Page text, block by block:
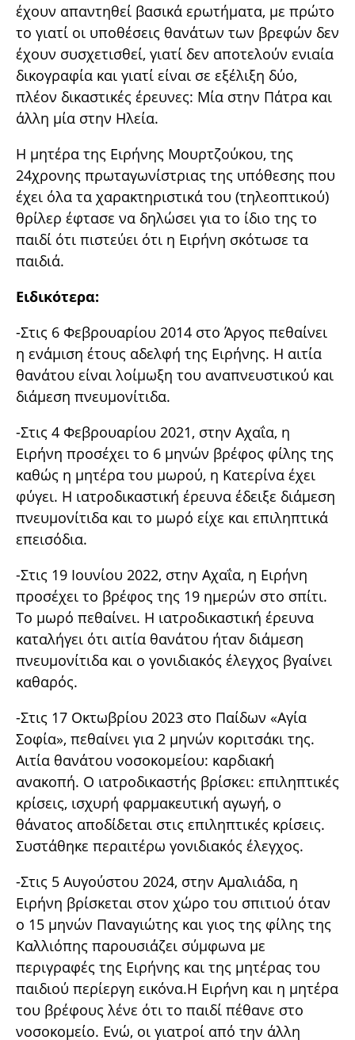
έχουν απαντηθεί βασικά ερωτήματα, με πρώτο
το γιατί οι υποθέσεις θανάτων των βρεφών δεν
έχουν συσχετισθεί, γιατί δεν αποτελούν ενιαία
δικογραφία και γιατί είναι σε εξέλιξη δύο,
πλέον δικαστικές έρευνες: Μία στην Πάτρα και
άλλη μία στην Ηλεία.
Η μητέρα της Ειρήνης Μουρτζούκου, της
24χρονης πρωταγωνίστριας της υπόθεσης που
έχει όλα τα χαρακτηριστικά του (τηλεοπτικού)
θρίλερ έφτασε να δηλώσει για το ίδιο της το
παιδί ότι πιστεύει ότι η Ειρήνη σκότωσε τα
παιδιά.
Ειδικότερα:
-Στις 6 Φεβρουαρίου 2014 στο Άργος πεθαίνει
η ενάμιση έτους αδελφή της Ειρήνης. Η αιτία
θανάτου είναι λοίμωξη του αναπνευστικού και
διάμεση πνευμονίτιδα.
-Στις 4 Φεβρουαρίου 2021, στην Αχαΐα, η
Ειρήνη προσέχει το 6 μηνών βρέφος φίλης της
καθώς η μητέρα του μωρού, η Κατερίνα έχει
φύγει. Η ιατροδικαστική έρευνα έδειξε διάμεση
πνευμονίτιδα και το μωρό είχε και επιληπτικά
επεισόδια.
-Στις 19 Ιουνίου 2022, στην Αχαΐα, η Ειρήνη
προσέχει το βρέφος της 19 ημερών στο σπίτι.
Το μωρό πεθαίνει. Η ιατροδικαστική έρευνα
καταλήγει ότι αιτία θανάτου ήταν διάμεση
πνευμονίτιδα και ο γονιδιακός έλεγχος βγαίνει
καθαρός.
-Στις 17 Οκτωβρίου 2023 στο Παίδων «Αγία
Σοφία», πεθαίνει για 2 μηνών κοριτσάκι της.
Αιτία θανάτου νοσοκομείου: καρδιακή
ανακοπή. Ο ιατροδικαστής βρίσκει: επιληπτικές
κρίσεις, ισχυρή φαρμακευτική αγωγή, ο
θάνατος αποδίδεται στις επιληπτικές κρίσεις.
Συστάθηκε περαιτέρω γονιδιακός έλεγχος.
-Στις 5 Αυγούστου 2024, στην Αμαλιάδα, η
Ειρήνη βρίσκεται στον χώρο του σπιτιού όταν
ο 15 μηνών Παναγιώτης και γιος της φίλης της
Καλλιόπης παρουσιάζει σύμφωνα με
περιγραφές της Ειρήνης και της μητέρας του
παιδιού περίεργη εικόνα.Η Ειρήνη και η μητέρα
του βρέφους λένε ότι το παιδί πέθανε στο
νοσοκομείο. Ενώ, οι γιατροί από την άλλη